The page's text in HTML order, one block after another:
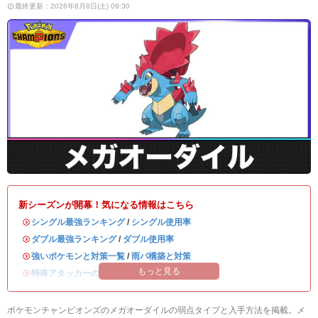
最終更新：2026年8月8日(土) 09:30
新シーズンが開幕！気になる情報はこちら
・ シングル最強ランキング/ シングル使用率
・ ダブル最強ランキング/ ダブル使用率
・強いポケモンと対策一覧 / 雨パ構築と対策
・特殊アタッカーのおすすめランキング
もっと見る
ポケモンチャンピオンズのメガオーダイルの弱点タイプと入手方法を掲載。メ